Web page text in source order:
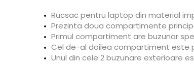
Rucsac pentru laptop din material
Prezinta doua compartimente
Primul compartiment are buzunar
Cel de-al doilea compartiment este
Unul din cele 2 buzunare exterioare